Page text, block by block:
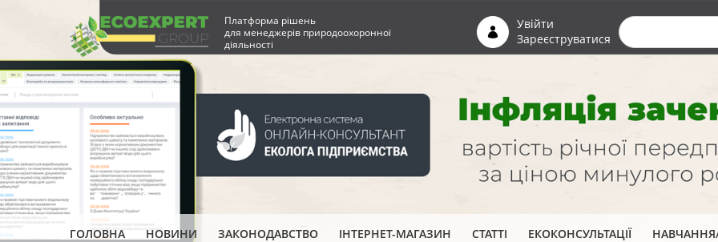
Платформа рішень
для менеджерів природоохоронної
діяльності
Увійти
Зареєструватися
ГОЛОВНА НОВИНИ ЗАКОНОДАВСТВО ІНТЕРНЕТ-МАГАЗИН СТАТТІ ЕКОКОНСУЛЬТАЦІЇ
НАВЧАННЯ/